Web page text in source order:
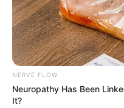
NERVE FLOW
Neuropathy Has Been
It?